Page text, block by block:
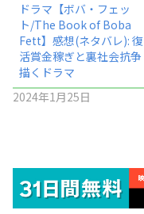
ドラマ【ボバ・フェッ
ト/The Book of Boba
Fett】感想(ネタバレ): 復
活賞金稼ぎと裏社会抗争
描くドラマ
2024年1月25日